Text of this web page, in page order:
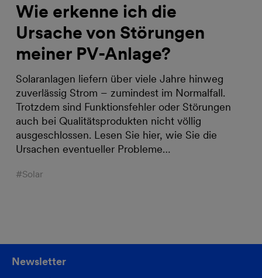
Wie erkenne ich die
Ursache von Störungen
meiner PV-Anlage?
Solaranlagen liefern über viele Jahre hinweg
zuverlässig Strom – zumindest im Normalfall.
Trotzdem sind Funktionsfehler oder Störungen
auch bei Qualitätsprodukten nicht völlig
ausgeschlossen. Lesen Sie hier, wie Sie die
Ursachen eventueller Probleme…
#Solar
Newsletter